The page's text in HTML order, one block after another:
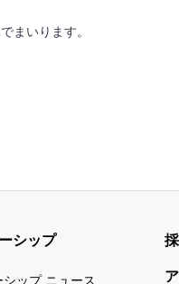
まいります。
シップ
シップ ニュース